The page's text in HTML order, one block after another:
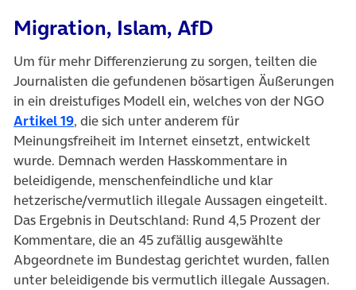
Migration, Islam, AfD
Um für mehr Differenzierung zu sorgen, teilten die
Journalisten die gefundenen bösartigen Äußerungen
in ein dreistufiges Modell ein, welches von der NGO
Artikel 19(öffnet in neuem Tab)
, die sich unter anderem für
Meinungsfreiheit im Internet einsetzt, entwickelt
wurde. Demnach werden Hasskommentare in
beleidigende, menschenfeindliche und klar
hetzerische/vermutlich illegale Aussagen eingeteilt.
Das Ergebnis in Deutschland: Rund 4,5 Prozent der
Kommentare, die an 45 zufällig ausgewählte
Abgeordnete im Bundestag gerichtet wurden, fallen
unter beleidigende bis vermutlich illegale Aussagen.